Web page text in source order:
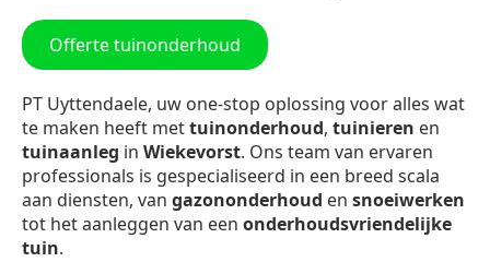
Offerte tuinonderhoud
PT Uyttendaele, uw one-stop oplossing voor alles wat
te maken heeft mettuinonderhoud, tuinieren en
tuinaanleg in Wiekevorst. Ons team van ervaren
professionals is gespecialiseerd in een breed scala
aan diensten, van gazononderhoud en snoeiwerken
tot het aanleggen van een onderhoudsvriendelijke
tuin.